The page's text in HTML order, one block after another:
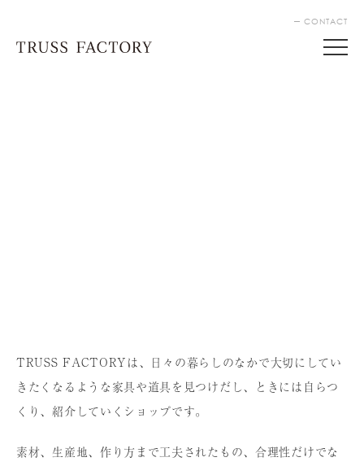
CONTACT
TRUSS FACTORYは、⽇々の暮らしのなかで⼤切にしてい
きたくなるような家具や道具を⾒つけだし、ときには⾃らつ
くり、紹介していくショップです。
素材、⽣産地、作り⽅まで⼯夫されたもの、合理性だけでな